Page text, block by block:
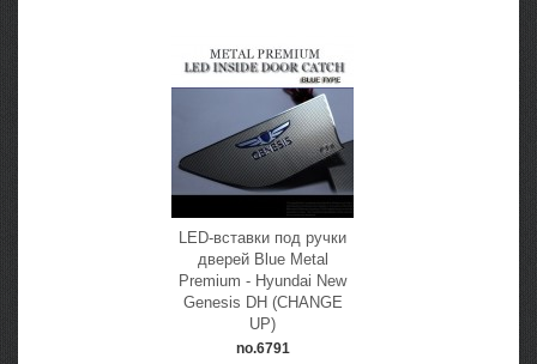
LED-вставки под ручки
дверей Blue Metal
Premium - Hyundai New
Genesis DH (CHANGE
UP)
no.6791